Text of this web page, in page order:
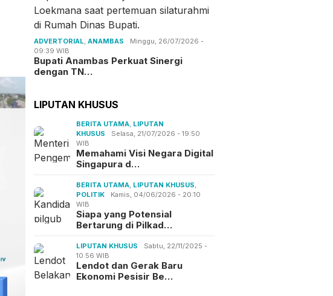
ADVERTORIAL ,ANAMBAS
Minggu, 26/07/2026 -
09:39 WIB
Bupati Anambas Perkuat Sinergi
dengan TN…
LIPUTAN KHUSUS
BERITA UTAMA LIPUTAN
KHUSUS
Selasa, 21/07/2026 - 19:50
WIB
Memahami Visi Negara Digital
Singapura d…
BERITA UTAMA LIPUTAN KHUSUS
POLITIK
Kamis, 04/06/2026 - 20:10
WIB
Siapa yang Potensial
Bertarung di Pilkad…
LIPUTAN KHUSUS
Sabtu, 22/11/2025 -
10:56 WIB
Lendot dan Gerak Baru
Ekonomi Pesisir Be…